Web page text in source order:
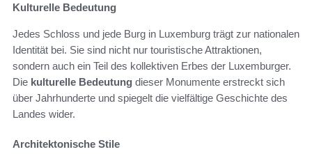
Kulturelle Bedeutung
Jedes Schloss und jede Burg in Luxemburg trägt zur nationalen
Identität bei. Sie sind nicht nur touristische Attraktionen,
sondern auch ein Teil des kollektiven Erbes der Luxemburger.
Die kulturelle Bedeutung dieser Monumente erstreckt sich
über Jahrhunderte und spiegelt die vielfältige Geschichte des
Landes wider.
Architektonische Stile